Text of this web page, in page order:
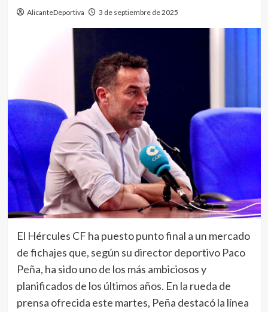
AlicanteDeportiva 3 de septiembre de 2025
El Hércules CF ha puesto punto final a un mercado
de fichajes que, según su director deportivo Paco
Peña, ha sido uno de los más ambiciosos y
planificados de los últimos años. En la rueda de
prensa ofrecida este martes, Peña destacó la línea